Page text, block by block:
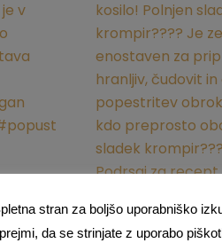
stran za boljšo uporabniško
da se strinjate z uporabo